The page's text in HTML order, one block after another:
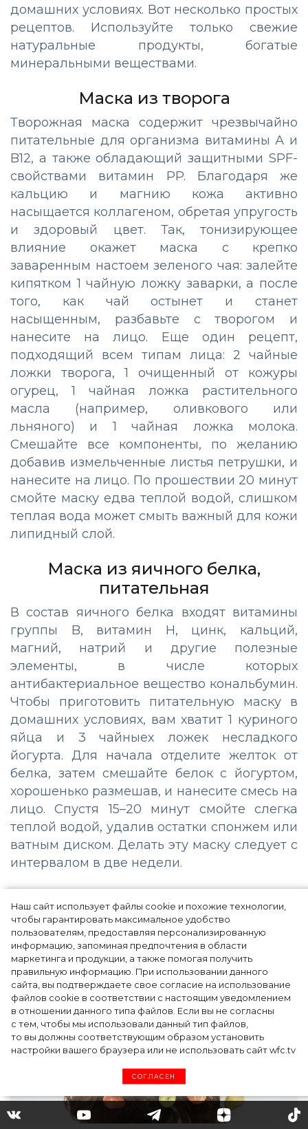
Наш сайт использует файлы cookie и похожие технологии,
чтобы гарантировать максимальное удобство
пользователям, предоставляя персонализированную
информацию, запоминая предпочтения в области
маркетинга и продукции, а также помогая получить
правильную информацию. При использовании данного
сайта, вы подтверждаете свое согласие на использование
файлов cookie в соответствии с настоящим уведомлением
в отношении данного типа файлов. Если вы не согласны
с тем, чтобы мы использовали данный тип файлов,
то вы должны соответствующим образом установить
настройки вашего браузера или не использовать сайт wfc.tv
СОГЛАСЕН
домашних условиях. Вот несколько простых
рецептов. Используйте только свежие
натуральные продукты, богатые
минеральными веществами.
Маска из творога
Творожная маска содержит чрезвычайно
питательные для организма витамины А и
B12, а также обладающий защитными SPF-
свойствами витамин PP. Благодаря же
кальцию и магнию кожа активно
насыщается коллагеном, обретая упругость
и здоровый цвет. Так, тонизирующее
влияние окажет маска с крепко
заваренным настоем зеленого чая: залейте
кипятком 1 чайную ложку заварки, а после
того, как чай остынет и станет
насыщенным, разбавьте с творогом и
нанесите на лицо. Еще один рецепт,
подходящий всем типам лица: 2 чайные
ложки творога, 1 очищенный от кожуры
огурец, 1 чайная ложка растительного
масла (например, оливкового или
льняного) и 1 чайная ложка молока.
Смешайте все компоненты, по желанию
добавив измельченные листья петрушки, и
нанесите на лицо. По прошествии 20 минут
смойте маску едва теплой водой, слишком
теплая вода может смыть важный для кожи
липидный слой.
Маска из яичного белка,
питательная
В состав яичного белка входят витамины
группы B, витамин H, цинк, кальций,
магний, натрий и другие полезные
элементы, в числе которых
антибактериальное вещество кональбумин.
Чтобы приготовить питательную маску в
домашних условиях, вам хватит 1 куриного
яйца и 3 чайныех ложек несладкого
йогурта. Для начала отделите желток от
белка, затем смешайте белок с йогуртом,
хорошенько размешав, и нанесите смесь на
лицо. Спустя 15–20 минут смойте слегка
теплой водой, удалив остатки спонжем или
ватным диском. Делать эту маску следует с
интервалом в две недели.
Фруктовая маска в домашних
условиях